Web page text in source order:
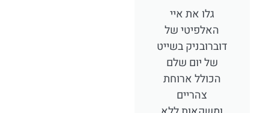
גלו את איי
האלפיטי של
דוברובניק בשייט
של יום שלם
הכולל ארוחת
צהריים